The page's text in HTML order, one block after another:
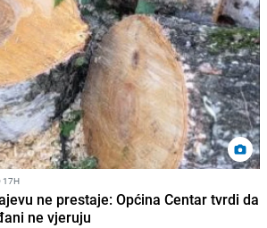
17H
ne prestaje: Općina Centar tvrdi da
ne vjeruju